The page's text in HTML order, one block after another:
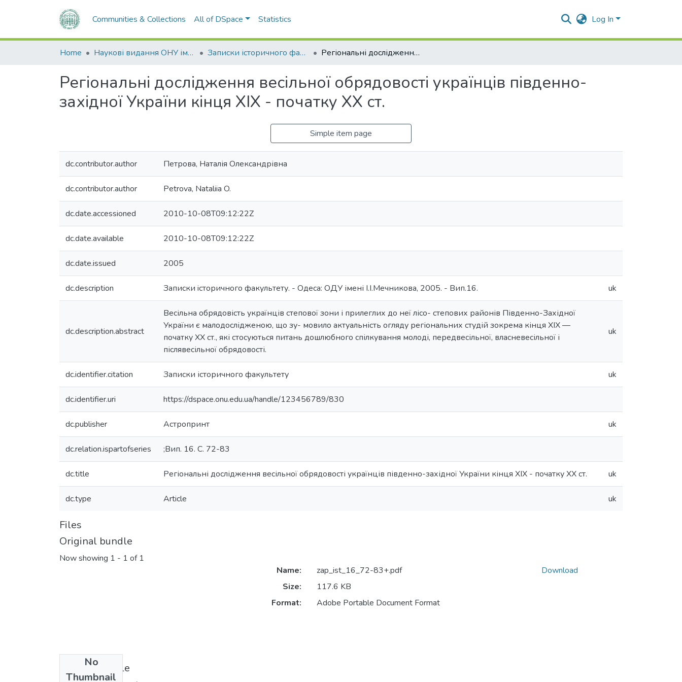
Communities & Collections All of DSpace Statistics Log In
Home Наукові видання ОНУ імені І. І. Мечникова Записки історичного факультету Регіональні дослідження весільної обрядовості українців південно-західної України кінця ХІХ - початку ХХ ст.
Регіональні дослідження весільної обрядовості українців південно-
західної України кінця ХІХ - початку ХХ ст.
Simple item page
dc.contributor.author Петрова, Наталія Олександрівна
dc.contributor.author Petrova, Nataliia O.
dc.date.accessioned 2010-10-08T09:12:22Z
dc.date.available 2010-10-08T09:12:22Z
dc.date.issued 2005
dc.description Записки iсторичного факультету. - Одеса: ОДУ імені І.І.Мечникова, 2005. - Вип.16. uk
dc.description.abstract
Весільна обрядовість українців степової зони і прилеглих до неї лісо- степових районів Південно-Західної
України є малодослідженою, що зу- мовило актуальність огляду регіональних студій зокрема кінця XIX —
початку XX ст., які стосуються питань дошлюбного спілкування молоді, передвесільної, власневесільної і
післявесільної обрядовості.
uk
dc.identifier.citation Записки історичного факультету uk
dc.identifier.uri https://dspace.onu.edu.ua/handle/123456789/830
dc.publisher Астропринт uk
dc.relation.ispartofseries ;Вип. 16. С. 72-83
dc.title Регіональні дослідження весільної обрядовості українців південно-західної України кінця ХІХ - початку ХХ ст. uk
dc.type Article uk
Files
Original bundle
Now showing 1 - 1 of 1
No
Thumbnail
Name:
zap_ist_16_72-83+.pdf
Size:
117.6 KB
Format:
Adobe Portable Document Format
Download
License bundle